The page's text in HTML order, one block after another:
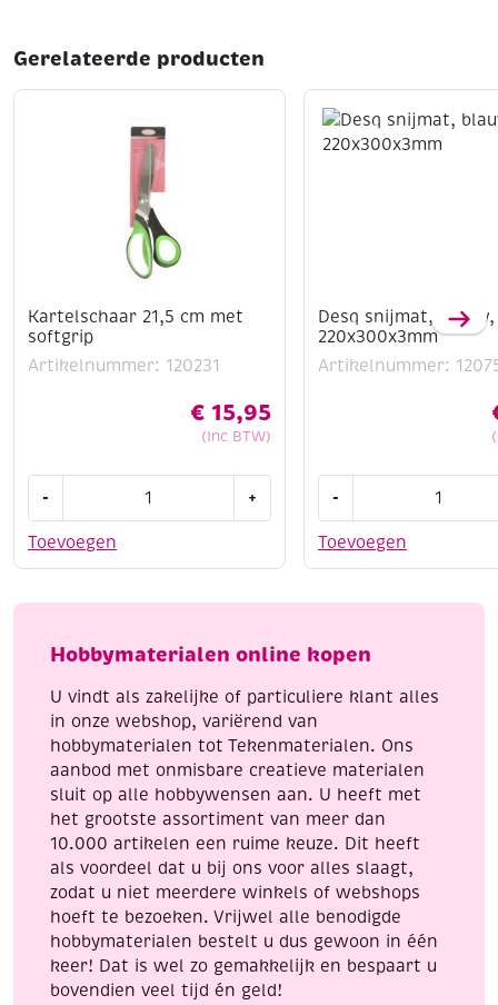
Gerelateerde producten
Kartelschaar 21,5 cm met
softgrip
Artikelnummer: 120231
€ 15,95
(Inc BTW)
Toevoegen
-
cm
aantal
+
Desq snijmat, blauw,
220x300x3mm
Artikelnummer:
Toevoegen
-
blauw,
Hobbymaterialen online kopen
U vindt als zakelijke of particuliere klant alles
in onze webshop, variërend van
hobbymaterialen tot Tekenmaterialen. Ons
aanbod met onmisbare creatieve materialen
sluit op alle hobbywensen aan. U heeft met
het grootste assortiment van meer dan
10.000 artikelen een ruime keuze. Dit heeft
als voordeel dat u bij ons voor alles slaagt,
zodat u niet meerdere winkels of webshops
hoeft te bezoeken. Vrijwel alle benodigde
hobbymaterialen bestelt u dus gewoon in één
keer! Dat is wel zo gemakkelijk en bespaart u
bovendien veel tijd én geld!